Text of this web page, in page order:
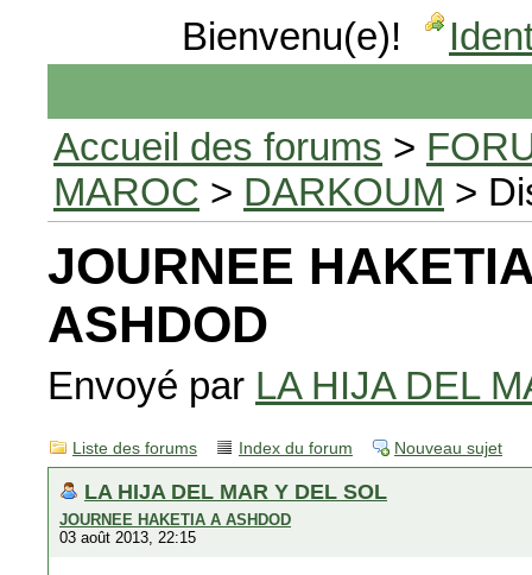
Bienvenu(e)!
Accueil des forums >
MAROC > DARKOUM >
JOURNEE
ASHDOD
Envoyé par LA HIJA DEL
Liste des forums Index du forum Nouveau sujet
LA HIJA DEL MAR Y DEL SOL
JOURNEE HAKETIA A ASHDOD
03 août 2013, 22:15